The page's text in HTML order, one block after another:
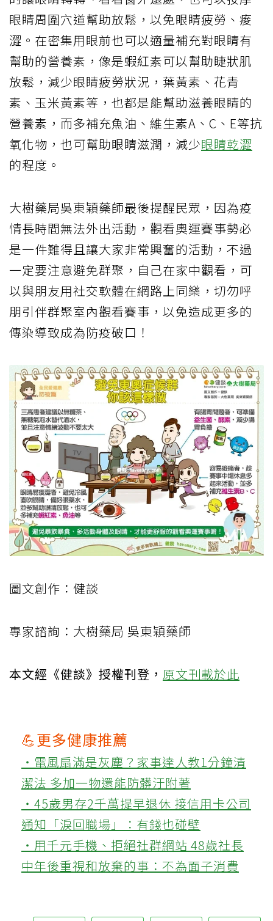
眼睛周圍穴道幫助放鬆，以免眼睛疲勞、痠
澀。在密集用眼前也可以適量補充對眼睛有
幫助的營養素，像是蝦紅素可以幫助睫狀肌
放鬆，減少眼睛疲勞狀況，葉黃素、花青
素、玉米黃素等，也都是能幫助滋養眼睛的
營養素，而多補充魚油、維生素A、C、E等抗
氧化物，也可幫助眼睛滋潤，減少眼睛乾澀
的程度。
大樹藥局吳東穎藥師最後提醒民眾，因為疫
情長時間無法外出活動，觀看奧運賽事勢必
是一件難得且讓大家非常興奮的活動，不過
一定要注意避免群聚，自己在家中觀看，可
以與朋友用社交軟體在網路上同樂，切勿呼
朋引伴群聚室內觀看賽事，以免造成更多的
傳染導致成為防疫破口！
圖文創作：健談
專家諮詢：大樹藥局 吳東穎藥師
本文經《健談》授權刊登， 原文刊載於此
💪更多健康推薦
‧電風扇滿是灰塵？家事達人教1分鐘清
潔法 多加一物還能防髒汙附著
‧45歲男存2千萬提早退休 接信用卡公司
通知「淚回職場」：有錢也碰壁
‧用千元手機、拒絕社群網站 48歲社長
中年後重視和放棄的事：不為面子消費